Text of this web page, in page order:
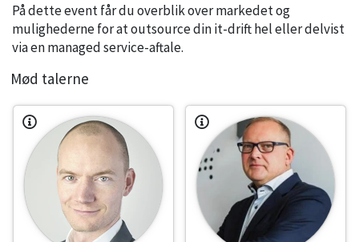
På dette event får du overblik over markedet og
mulighederne for at outsource din it-drift hel eller delvist
via en managed service-aftale.
Mød talerne